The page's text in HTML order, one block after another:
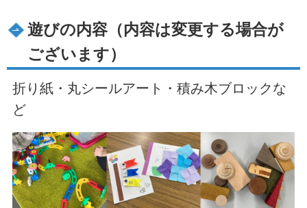
遊びの内容（内容は変更する場合が
ございます）
折り紙・丸シールアート・積み木ブロックな
ど